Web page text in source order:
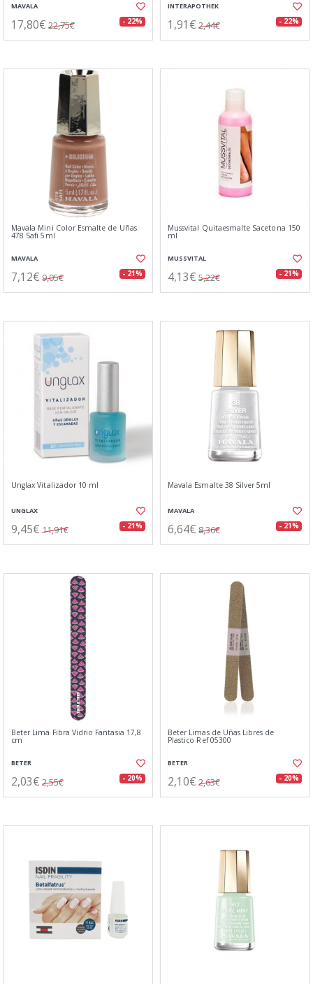
MAVALA
17,80€ 22,75€ - 22%
INTERAPOTHEK
1,91€ 2,44€ - 22%
Mavala Mini Color Esmalte de Uñas
478 Safi 5ml
MAVALA
7,12€ 9,05€ - 21%
Mussvital Quitaesmalte Sacetona 150
ml
MUSSVITAL
4,13€ 5,22€ - 21%
Unglax Vitalizador 10 ml
UNGLAX
9,45€ 11,91€ - 21%
Mavala Esmalte 38 Silver 5ml
MAVALA
6,64€ 8,36€ - 21%
Beter Lima Fibra Vidrio Fantasia 17,8
cm
BETER
2,03€ 2,55€ - 20%
Beter Limas de Uñas Libres de
Plastico Ref 05300
BETER
2,10€ 2,63€ - 20%